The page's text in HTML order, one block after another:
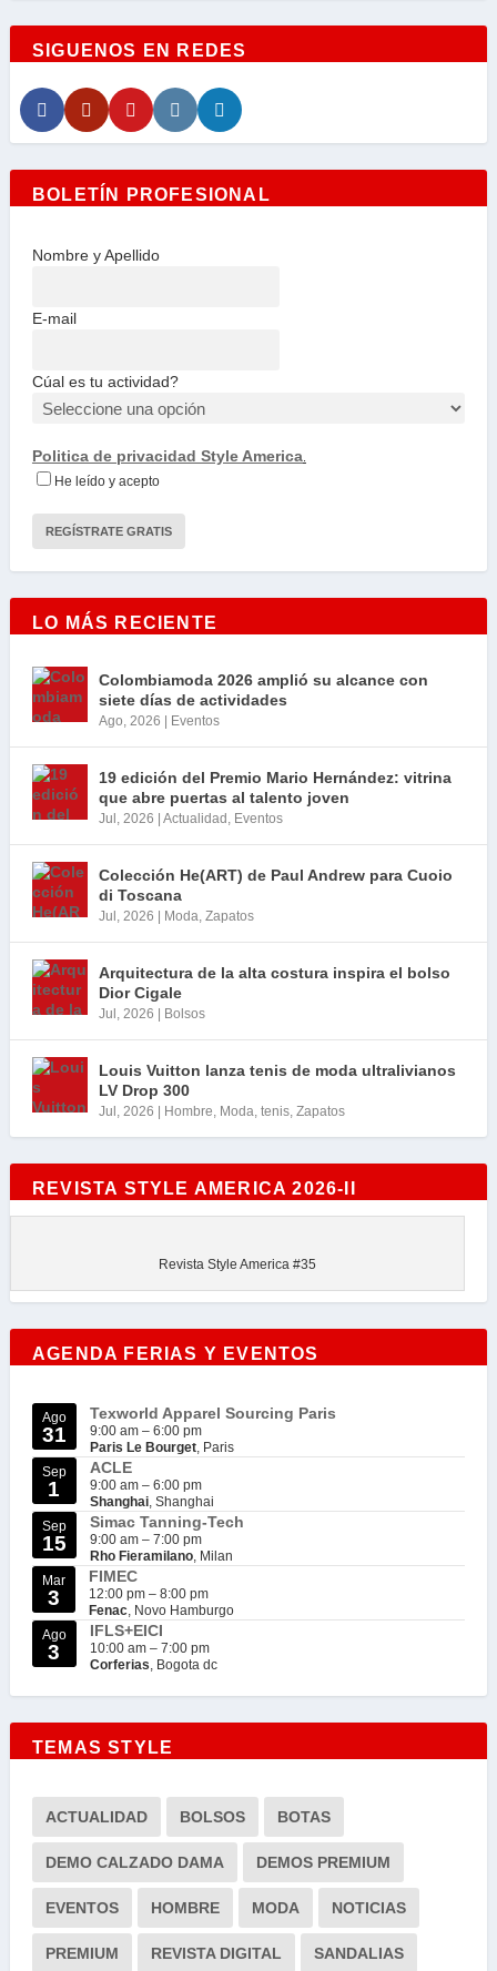
SIGUENOS EN REDES
BOLETÍN PROFESIONAL
Nombre y Apellido
E-mail
Cúal es tu actividad?
Politica de privacidad Style America.
He leído y acepto
LO MÁS RECIENTE
Colombiamoda 2026 amplió su alcance con
siete días de actividades
Ago, 2026 Eventos
19 edición del Premio Mario Hernández: vitrina
que abre puertas al talento joven
Jul, 2026 Actualidad , Eventos
Colección He(ART) de Paul Andrew para Cuoio
di Toscana
Jul, 2026 Moda, Zapatos
Arquitectura de la alta costura inspira el bolso
Dior Cigale
Jul, 2026 Bolsos
Louis Vuitton lanza tenis de moda ultralivianos
LV Drop 300
Jul, 2026 Hombre, Moda, tenis, Zapatos
REVISTA STYLE AMERICA 2026-II
Revista Style America #35
AGENDA FERIAS Y EVENTOS
Ago
31
Texworld Apparel Sourcing Paris
9:00 am – 6:00 pm
Paris Le Bourget, Paris
Sep
1
ACLE
9:00 am – 6:00 pm
Shanghai, Shanghai
Sep
15
Simac Tanning-Tech
9:00 am – 7:00 pm
Rho Fieramilano, Milan
Mar
3
FIMEC
12:00 pm – 8:00 pm
Fenac, Novo Hamburgo
Ago
3
IFLS+EICI
10:00 am – 7:00 pm
Corferias, Bogota dc
TEMAS STYLE
ACTUALIDAD BOLSOS BOTAS
DEMO CALZADO DAMA DEMOS PREMIUM
EVENTOS HOMBRE MODA NOTICIAS
PREMIUM REVISTA DIGITAL SANDALIAS